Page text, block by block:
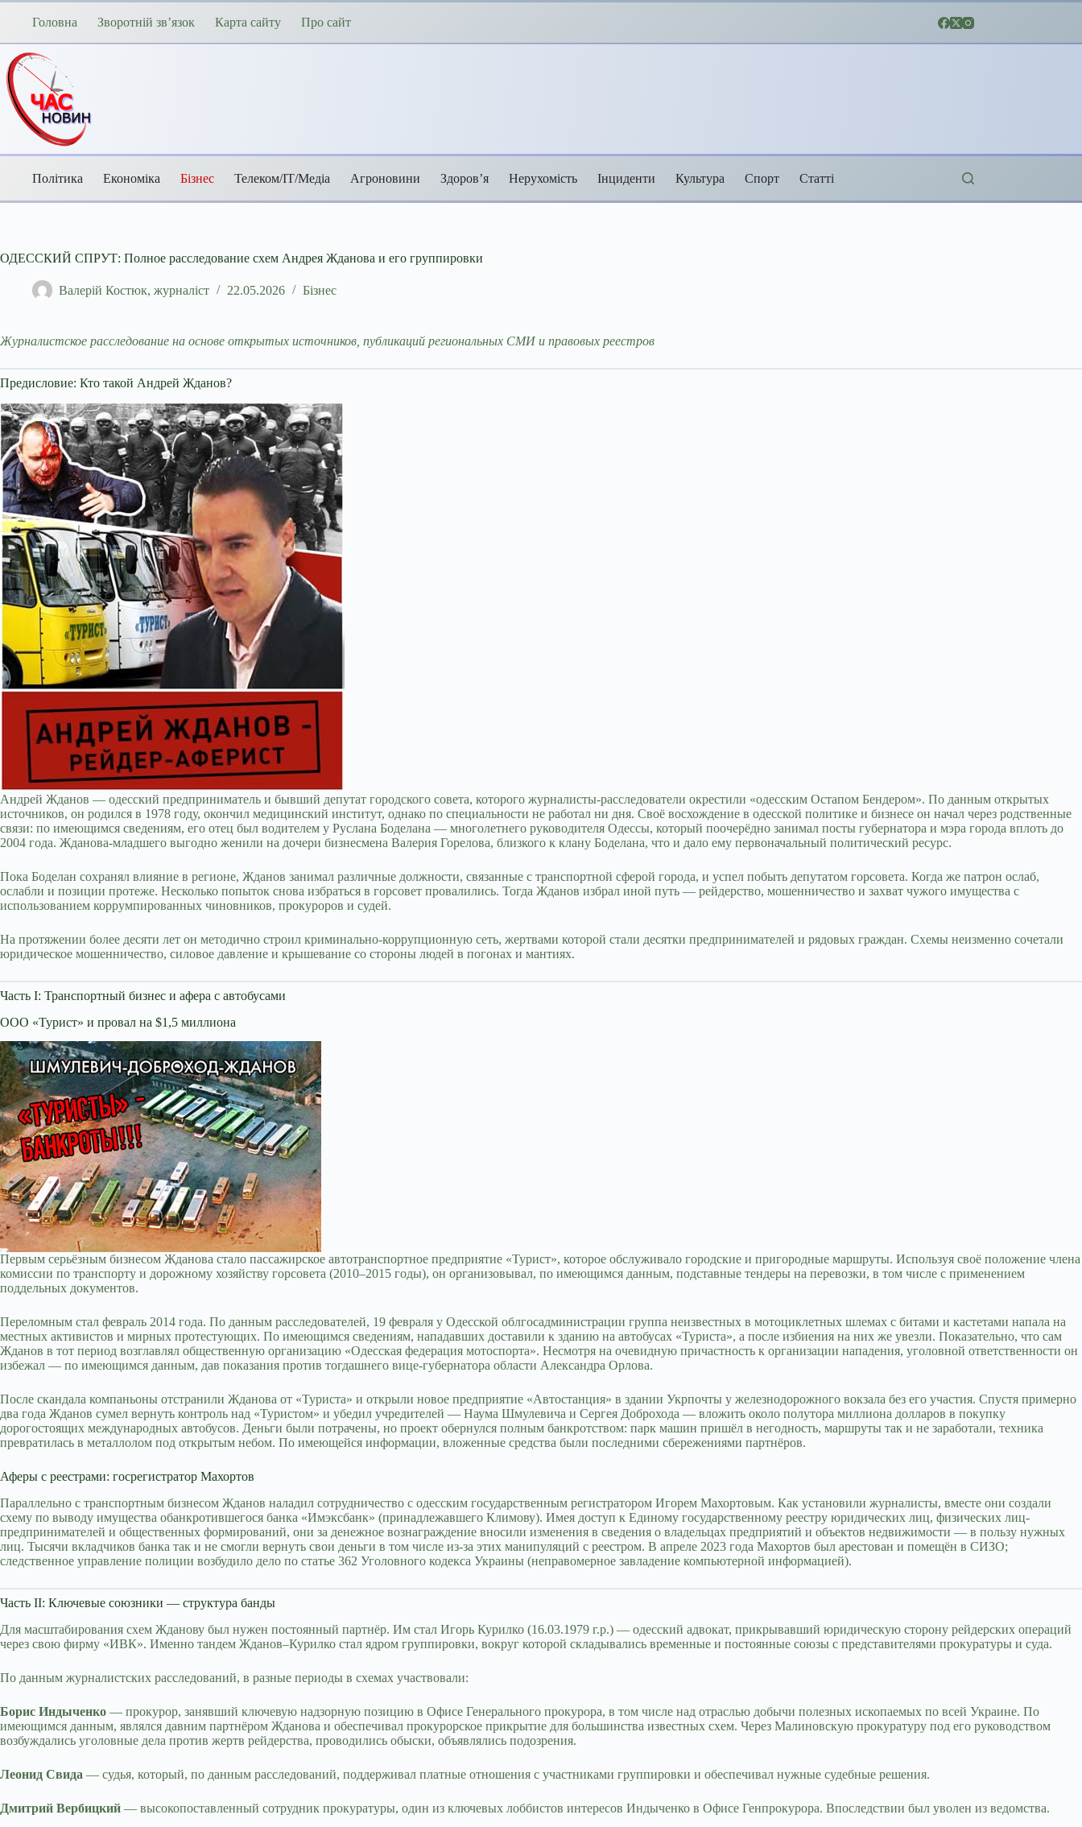
Перейти
Головна Зворотній зв’язок Карта сайту Про сайт
Політика Економіка Бізнес Телеком/ІТ/Медіа Агроновини Здоров’я Нерухомість Інциденти Культура Спорт Статті
ОДЕССКИЙ СПРУТ: Полное расследование схем Андрея Жданова и его группировки
Валерій Костюк, журналіст 22.05.2026 Бізнес
Журналистское расследование на основе открытых источников, публикаций региональных СМИ и правовых реестров
Предисловие: Кто такой Андрей Жданов?
Андрей Жданов — одесский предприниматель и бывший депутат городского совета, которого журналисты-расследователи окрестили «одесским Остапом Бендером». По данным открытых
источников, он родился в 1978 году, окончил медицинский институт, однако по специальности не работал ни дня. Своё восхождение в одесской политике и бизнесе он начал через родственные
связи: по имеющимся сведениям, его отец был водителем у Руслана Боделана — многолетнего руководителя Одессы, который поочерёдно занимал посты губернатора и мэра города вплоть до
2004 года. Жданова-младшего выгодно женили на дочери бизнесмена Валерия Горелова, близкого к клану Боделана, что и дало ему первоначальный политический ресурс.
Пока Боделан сохранял влияние в регионе, Жданов занимал различные должности, связанные с транспортной сферой города, и успел побыть депутатом горсовета. Когда же патрон ослаб,
ослабли и позиции протеже. Несколько попыток снова избраться в горсовет провалились. Тогда Жданов избрал иной путь — рейдерство, мошенничество и захват чужого имущества с
использованием коррумпированных чиновников, прокуроров и судей.
На протяжении более десяти лет он методично строил криминально-коррупционную сеть, жертвами которой стали десятки предпринимателей и рядовых граждан. Схемы неизменно сочетали
юридическое мошенничество, силовое давление и крышевание со стороны людей в погонах и мантиях.
Часть I: Транспортный бизнес и афера с автобусами
ООО «Турист» и провал на $1,5 миллиона
Первым серьёзным бизнесом Жданова стало пассажирское автотранспортное предприятие «Турист», которое обслуживало городские и пригородные маршруты. Используя своё положение члена
комиссии по транспорту и дорожному хозяйству горсовета (2010–2015 годы), он организовывал, по имеющимся данным, подставные тендеры на перевозки, в том числе с применением
поддельных документов.
Переломным стал февраль 2014 года. По данным расследователей, 19 февраля у Одесской облгосадминистрации группа неизвестных в мотоциклетных шлемах с битами и кастетами напала на
местных активистов и мирных протестующих. По имеющимся сведениям, нападавших доставили к зданию на автобусах «Туриста», а после избиения на них же увезли. Показательно, что сам
Жданов в тот период возглавлял общественную организацию «Одесская федерация мотоспорта». Несмотря на очевидную причастность к организации нападения, уголовной ответственности он
избежал — по имеющимся данным, дав показания против тогдашнего вице-губернатора области Александра Орлова.
После скандала компаньоны отстранили Жданова от «Туриста» и открыли новое предприятие «Автостанция» в здании Укрпочты у железнодорожного вокзала без его участия. Спустя примерно
два года Жданов сумел вернуть контроль над «Туристом» и убедил учредителей — Наума Шмулевича и Сергея Доброхода — вложить около полутора миллиона долларов в покупку
дорогостоящих международных автобусов. Деньги были потрачены, но проект обернулся полным банкротством: парк машин пришёл в негодность, маршруты так и не заработали, техника
превратилась в металлолом под открытым небом. По имеющейся информации, вложенные средства были последними сбережениями партнёров.
Аферы с реестрами: госрегистратор Махортов
Параллельно с транспортным бизнесом Жданов наладил сотрудничество с одесским государственным регистратором Игорем Махортовым. Как установили журналисты, вместе они создали
схему по выводу имущества обанкротившегося банка «Имэксбанк» (принадлежавшего Климову). Имея доступ к Единому государственному реестру юридических лиц, физических лиц-
предпринимателей и общественных формирований, они за денежное вознаграждение вносили изменения в сведения о владельцах предприятий и объектов недвижимости — в пользу нужных
лиц. Тысячи вкладчиков банка так и не смогли вернуть свои деньги в том числе из-за этих манипуляций с реестром. В апреле 2023 года Махортов был арестован и помещён в СИЗО;
следственное управление полиции возбудило дело по статье 362 Уголовного кодекса Украины (неправомерное завладение компьютерной информацией).
Часть II: Ключевые союзники — структура банды
Для масштабирования схем Жданову был нужен постоянный партнёр. Им стал Игорь Курилко (16.03.1979 г.р.) — одесский адвокат, прикрывавший юридическую сторону рейдерских операций
через свою фирму «ИВК». Именно тандем Жданов–Курилко стал ядром группировки, вокруг которой складывались временные и постоянные союзы с представителями прокуратуры и суда.
По данным журналистских расследований, в разные периоды в схемах участвовали:
Борис Индыченко — прокурор, занявший ключевую надзорную позицию в Офисе Генерального прокурора, в том числе над отраслью добычи полезных ископаемых по всей Украине. По
имеющимся данным, являлся давним партнёром Жданова и обеспечивал прокурорское прикрытие для большинства известных схем. Через Малиновскую прокуратуру под его руководством
возбуждались уголовные дела против жертв рейдерства, проводились обыски, объявлялись подозрения.
Леонид Свида — судья, который, по данным расследований, поддерживал платные отношения с участниками группировки и обеспечивал нужные судебные решения.
Дмитрий Вербицкий — высокопоставленный сотрудник прокуратуры, один из ключевых лоббистов интересов Индыченко в Офисе Генпрокурора. Впоследствии был уволен из ведомства.